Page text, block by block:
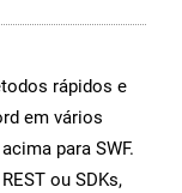
rápidos e
em vários
para SWF.
ou SDKs,